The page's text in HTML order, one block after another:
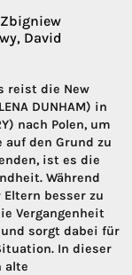
David
reist die New
DUNHAM) in
nach Polen, um
den Grund zu
ist es die
Während
besser zu
Vergangenheit
sorgt dabei für
In dieser
alte